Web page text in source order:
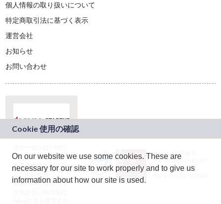
個人情報の取り扱いについて
特定商取引法に基づく表示
運営会社
お知らせ
お問い合わせ
ドコモグループの新
規事業創出プログラ
ム「docomo
STARTUP」を通じて
JASRAC許諾番号：
9024936001Y45037
JASRAC許諾番号：
On our website we use some cookies. These are
necessary for our site to work properly and to give us
information about how our site is used.